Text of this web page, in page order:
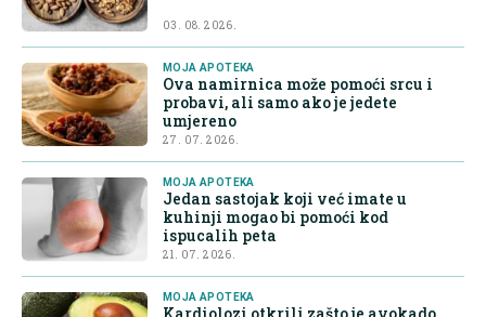
03. 08. 2026.
MOJA APOTEKA
Ova namirnica može pomoći srcu i
probavi, ali samo ako je jedete
umjereno
27. 07. 2026.
MOJA APOTEKA
Jedan sastojak koji već imate u
kuhinji mogao bi pomoći kod
ispucalih peta
21. 07. 2026.
MOJA APOTEKA